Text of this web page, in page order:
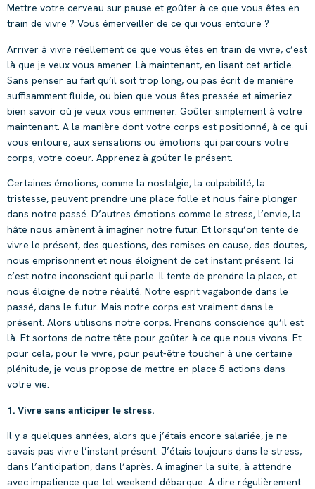
Mettre votre cerveau sur pause et goûter à ce que vous êtes en
train de vivre ? Vous émerveiller de ce qui vous entoure ?
Arriver à vivre réellement ce que vous êtes en train de vivre, c’est
là que je veux vous amener. Là maintenant, en lisant cet article.
Sans penser au fait qu’il soit trop long, ou pas écrit de manière
suffisamment fluide, ou bien que vous êtes pressée et aimeriez
bien savoir où je veux vous emmener. Goûter simplement à votre
maintenant. A la manière dont votre corps est positionné, à ce qui
vous entoure, aux sensations ou émotions qui parcours votre
corps, votre coeur. Apprenez à goûter le présent.
Certaines émotions, comme la nostalgie, la culpabilité, la
tristesse, peuvent prendre une place folle et nous faire plonger
dans notre passé. D’autres émotions comme le stress, l’envie, la
hâte nous amènent à imaginer notre futur. Et lorsqu’on tente de
vivre le présent, des questions, des remises en cause, des doutes,
nous emprisonnent et nous éloignent de cet instant présent. Ici
c’est notre inconscient qui parle. Il tente de prendre la place, et
nous éloigne de notre réalité. Notre esprit vagabonde dans le
passé, dans le futur. Mais notre corps est vraiment dans le
présent. Alors utilisons notre corps. Prenons conscience qu’il est
là. Et sortons de notre tête pour goûter à ce que nous vivons. Et
pour cela, pour le vivre, pour peut-être toucher à une certaine
plénitude, je vous propose de mettre en place 5 actions dans
votre vie.
1. Vivre sans anticiper le stress.
Il y a quelques années, alors que j’étais encore salariée, je ne
savais pas vivre l’instant présent. J’étais toujours dans le stress,
dans l’anticipation, dans l’après. A imaginer la suite, à attendre
avec impatience que tel weekend débarque. A dire régulièrement